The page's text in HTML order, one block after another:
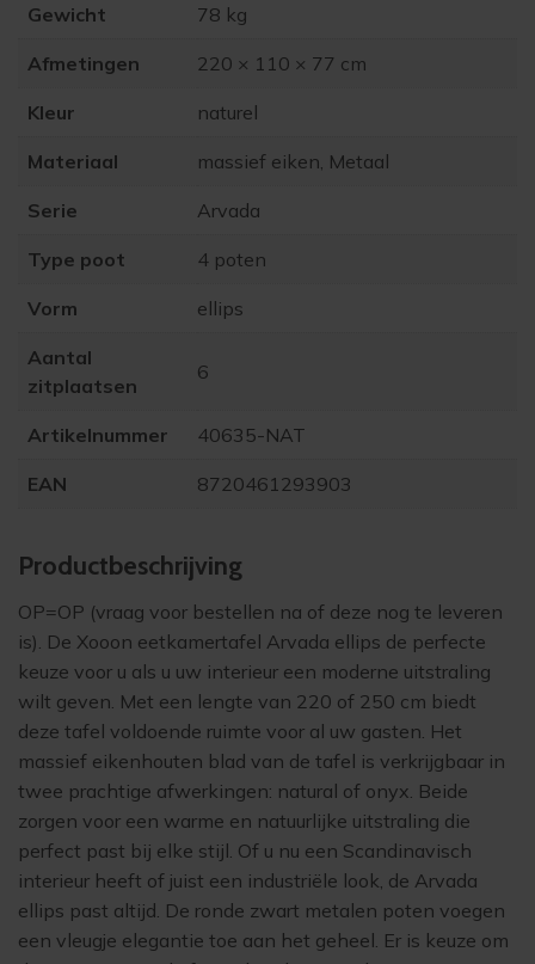
Gewicht 78 kg
Afmetingen 220 × 110 × 77 cm
Kleur naturel
Materiaal massief eiken, Metaal
Serie Arvada
Type poot 4 poten
Vorm ellips
Aantal
zitplaatsen
6
Artikelnummer 40635-NAT
EAN 8720461293903
Product­beschrijving
OP=OP (vraag voor bestellen na of deze nog te leveren
is). De Xooon eetkamertafel Arvada ellips de perfecte
keuze voor u als u uw interieur een moderne uitstraling
wilt geven. Met een lengte van 220 of 250 cm biedt
deze tafel voldoende ruimte voor al uw gasten. Het
massief eikenhouten blad van de tafel is verkrijgbaar in
twee prachtige afwerkingen: natural of onyx. Beide
zorgen voor een warme en natuurlijke uitstraling die
perfect past bij elke stijl. Of u nu een Scandinavisch
interieur heeft of juist een industriële look, de Arvada
ellips past altijd. De ronde zwart metalen poten voegen
een vleugje elegantie toe aan het geheel. Er is keuze om